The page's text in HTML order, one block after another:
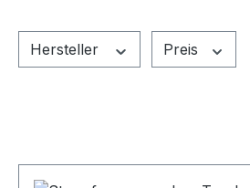
Hersteller Preis